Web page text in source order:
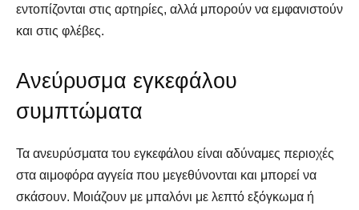
εντοπίζονται στις αρτηρίες, αλλά μπορούν να εμφανιστούν
και στις φλέβες.
Ανεύρυσμα εγκεφάλου
συμπτώματα
Τα ανευρύσματα του εγκεφάλου είναι αδύναμες περιοχές
στα αιμοφόρα αγγεία που μεγεθύνονται και μπορεί να
σκάσουν. Μοιάζουν με μπαλόνι με λεπτό εξόγκωμα ή